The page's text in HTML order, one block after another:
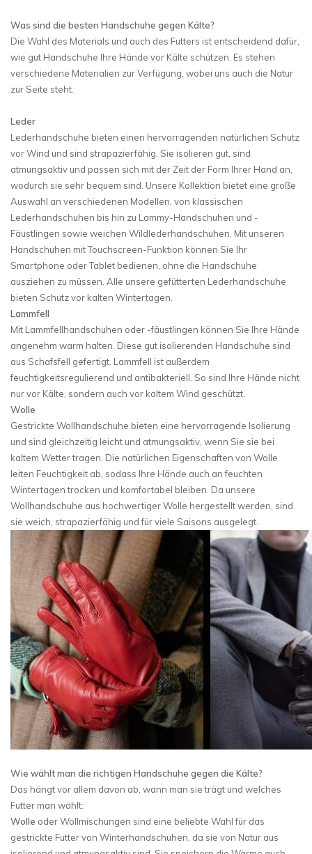
Was sind die besten Handschuhe gegen Kälte?
Die Wahl des Materials und auch des Futters ist entscheidend dafür,
wie gut Handschuhe Ihre Hände vor Kälte schützen. Es stehen
verschiedene Materialien zur Verfügung, wobei uns auch die Natur
zur Seite steht.
Leder
Lederhandschuhe bieten einen hervorragenden natürlichen Schutz
vor Wind und sind strapazierfähig. Sie isolieren gut, sind
atmungsaktiv und passen sich mit der Zeit der Form Ihrer Hand an,
wodurch sie sehr bequem sind. Unsere Kollektion bietet eine große
Auswahl an verschiedenen Modellen, von klassischen
Lederhandschuhen bis hin zu Lammy-Handschuhen und -
Fäustlingen sowie weichen Wildlederhandschuhen. Mit unseren
Handschuhen mit Touchscreen-Funktion können Sie Ihr
Smartphone oder Tablet bedienen, ohne die Handschuhe
ausziehen zu müssen. Alle unsere gefütterten Lederhandschuhe
bieten Schutz vor kalten Wintertagen.
Lammfell
Mit Lammfellhandschuhen oder -fäustlingen können Sie Ihre Hände
angenehm warm halten. Diese gut isolierenden Handschuhe sind
aus Schafsfell gefertigt. Lammfell ist außerdem
feuchtigkeitsregulierend und antibakteriell. So sind Ihre Hände nicht
nur vor Kälte, sondern auch vor kaltem Wind geschützt.
Wolle
Gestrickte Wollhandschuhe bieten eine hervorragende Isolierung
und sind gleichzeitig leicht und atmungsaktiv, wenn Sie sie bei
kaltem Wetter tragen. Die natürlichen Eigenschaften von Wolle
leiten Feuchtigkeit ab, sodass Ihre Hände auch an feuchten
Wintertagen trocken und komfortabel bleiben. Da unsere
Wollhandschuhe aus hochwertiger Wolle hergestellt werden, sind
sie weich, strapazierfähig und für viele Saisons ausgelegt.
Wie wählt man die richtigen Handschuhe gegen die Kälte?
Das hängt vor allem davon ab, wann man sie trägt und welches
Futter man wählt:
Wolle oder Wollmischungen sind eine beliebte Wahl für das
gestrickte Futter von Winterhandschuhen, da sie von Natur aus